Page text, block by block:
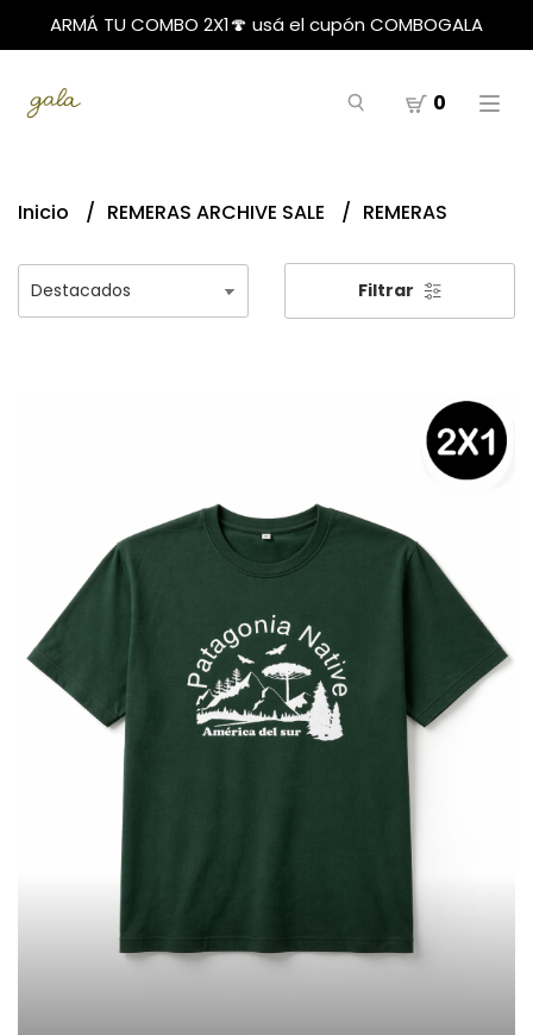
ARMÁ TU COMBO 2X1🍄 usá el cupón COMBOGALA
0
Inicio REMERAS ARCHIVE SALE REMERAS
Filtrar